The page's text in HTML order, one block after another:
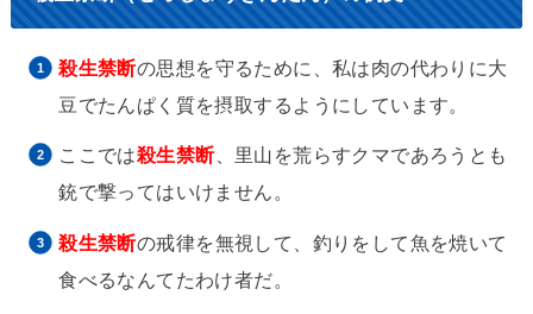
殺生禁断の思想を守るために、私は肉の代わりに大
豆でたんぱく質を摂取するようにしています。
ここでは殺生禁断、里山を荒らすクマであろうとも
銃で撃ってはいけません。
殺生禁断の戒律を無視して、釣りをして魚を焼いて
食べるなんてたわけ者だ。